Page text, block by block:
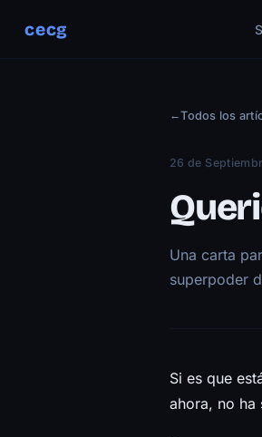
cecg
←Todos los
26 de
Una carta
superpoder
Si es que
ahora, no ha